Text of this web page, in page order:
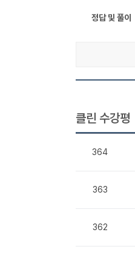
정답 및 풀이
클린 수강평
364
363
362